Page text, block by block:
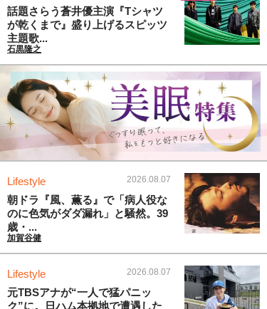
話題さらう蒼井優主演『Tシャツ
が乾くまで』盛り上げるスピッツ
主題歌...
石黒隆之
Lifestyle 2026.08.07
朝ドラ『風、薫る』で「病人役な
のに色気がダダ漏れ」と騒然。39
歳・...
加賀谷健
Lifestyle 2026.08.07
元TBSアナが“一人で猛パニッ
ク”に。日ハム本拠地で遭遇した